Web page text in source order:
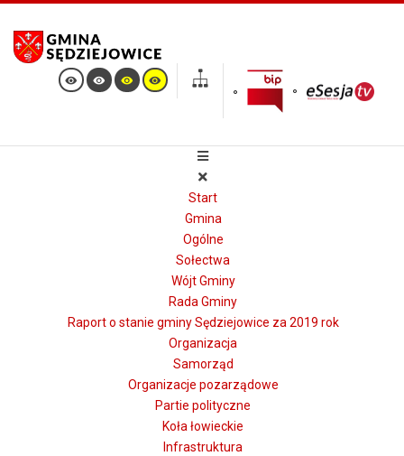
Start
Gmina
Ogólne
Sołectwa
Wójt Gminy
Rada Gminy
Raport o stanie gminy Sędziejowice za 2019 rok
Organizacja
Samorząd
Organizacje pozarządowe
Partie polityczne
Koła łowieckie
Infrastruktura